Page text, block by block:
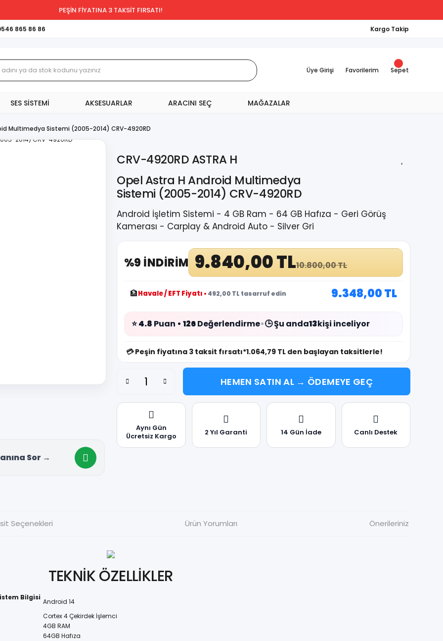
PEŞİN FİYATINA 3 TAKSİT FIRSATI!
865 86 86 Kargo Takip
Üye Girişi Favorilerim Sepet
SES SİSTEMİ AKSESUARLAR ARACINI SEÇ MAĞAZALAR
Multimedya Sistemi (2005-2014) CRV-4920RD
Sor →
CRV-4920RD ASTRA H
Opel Astra H Android Multimedya
Sistemi (2005-2014) CRV-4920RD
Android İşletim Sistemi - 4 GB Ram - 64 GB Hafıza - Geri Görüş
Kamerası - Carplay & Android Auto - Silver Gri
%9 İNDİRİM 9.840,00 TL10.800,00 TL
🏦Havale / EFT Fiyatı • 492,00 TL tasarruf edin 9.348,00 TL
⭐4.8 Puan • 126Değerlendirme•🕒 Şu anda13kişi inceliyor
💳 Peşin fiyatına 3 taksit fırsatı*1.064,79 TL den başlayan taksitlerle!
HEMEN SATIN AL → ÖDEMEYE GEÇ
Aynı Gün
Ücretsiz Kargo
2 Yıl Garanti 14 Gün İade Canlı Destek
Seçenekleri Ürün Yorumları Önerileriniz
TEKNİK ÖZELLİKLER
Bilgisi
Android 14
Cortex 4 Çekirdek İşlemci
4GB RAM
64GB Hafıza